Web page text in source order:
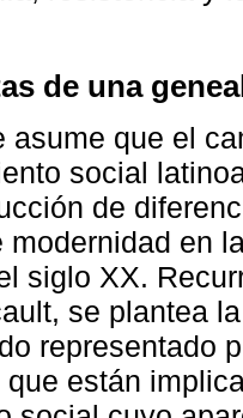
de una
asume que el
social
de
modernidad en
siglo XX.
se plantea
representado
están